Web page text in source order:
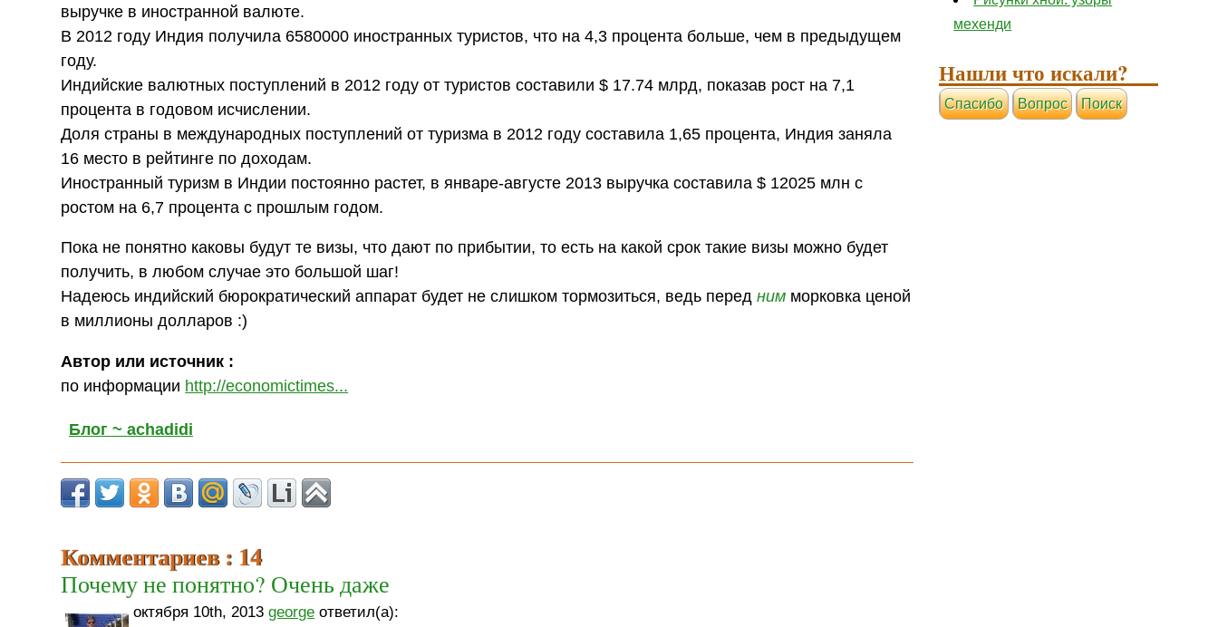
выручке в иностранной валюте.
В 2012 году Индия получила 6580000 иностранных туристов, что на 4,3 процента больше, чем в предыдущем
году.
Индийские валютных поступлений в 2012 году от туристов составили $ 17.74 млрд, показав рост на 7,1
процента в годовом исчислении.
Доля страны в международных поступлений от туризма в 2012 году составила 1,65 процента, Индия заняла
16 место в рейтинге по доходам.
Иностранный туризм в Индии постоянно растет, в январе-августе 2013 выручка составила $ 12025 млн с
ростом на 6,7 процента с прошлым годом.
Пока не понятно каковы будут те визы, что дают по прибытии, то есть на какой срок такие визы можно будет
получить, в любом случае это большой шаг!
Надеюсь индийский бюрократический аппарат будет не слишком тормозиться, ведь передним морковка ценой
в миллионы долларов :)
Автор или источник :
по информации http://economictimes...
Блог ~ achadidi
Комментариев : 14
Почему не понятно? Очень даже
октября 10th, 2013george ответил(а):
мехенди
Нашли что искали?
Cпасибо Вопрос Поиск